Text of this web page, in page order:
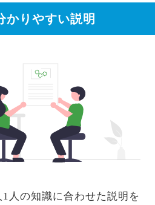
かりやすい説明
人の知識に合わせた説明を